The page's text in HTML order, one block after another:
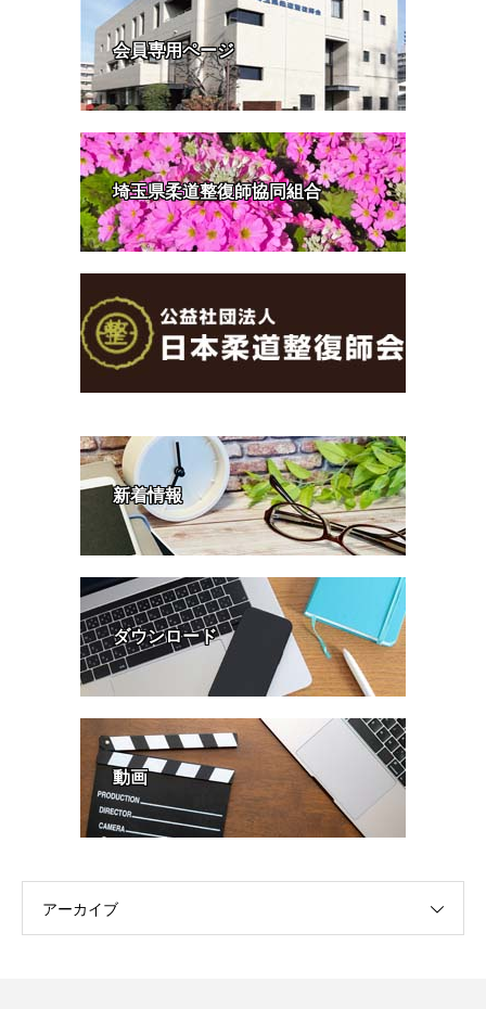
会員専用ページ
埼玉県柔道整復師協同組合
新着情報
ダウンロード
動画
アーカイブ